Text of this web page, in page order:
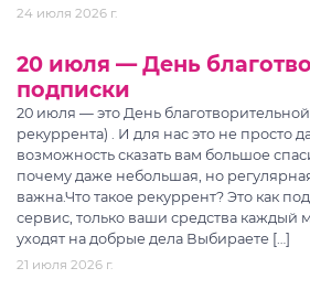
24 июля 2026 г.
20 июля — День
подписки
20 июля — это День
рекуррента) . И для нас это не просто
возможность сказать вам большое
почему даже небольшая, но
важна.Что такое рекуррент? Это как
сервис, только ваши средства каждый
уходят на добрые дела Выбираете […]
21 июля 2026 г.